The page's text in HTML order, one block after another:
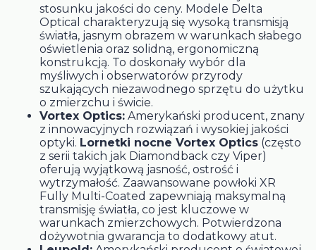
stosunku jakości do ceny. Modele Delta
Optical charakteryzują się wysoką transmisją
światła, jasnym obrazem w warunkach słabego
oświetlenia oraz solidną, ergonomiczną
konstrukcją. To doskonały wybór dla
myśliwych i obserwatorów przyrody
szukających niezawodnego sprzętu do użytku
o zmierzchu i świcie.
Vortex Optics: Amerykański producent, znany
z innowacyjnych rozwiązań i wysokiej jakości
optyki. Lornetki nocne Vortex Optics (często
z serii takich jak Diamondback czy Viper)
oferują wyjątkową jasność, ostrość i
wytrzymałość. Zaawansowane powłoki XR
Fully Multi-Coated zapewniają maksymalną
transmisję światła, co jest kluczowe w
warunkach zmierzchowych. Potwierdzona
dożywotnia gwarancja to dodatkowy atut.